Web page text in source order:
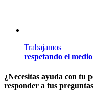
Trabajamos
respetando el
¿Necesitas ayuda con tu
responder a tus